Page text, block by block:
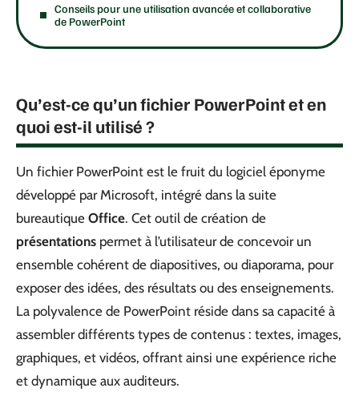
Conseils pour une utilisation avancée et collaborative
de PowerPoint
Qu’est-ce qu’un fichier PowerPoint et en
quoi est-il utilisé ?
Un fichier PowerPoint est le fruit du logiciel éponyme
développé par Microsoft, intégré dans la suite
bureautique Office. Cet outil de création de
présentations permet à l’utilisateur de concevoir un
ensemble cohérent de diapositives, ou diaporama, pour
exposer des idées, des résultats ou des enseignements.
La polyvalence de PowerPoint réside dans sa capacité à
assembler différents types de contenus : textes, images,
graphiques, et vidéos, offrant ainsi une expérience riche
et dynamique aux auditeurs.